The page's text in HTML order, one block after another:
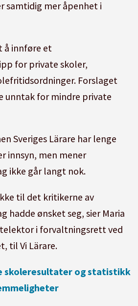
samtidig mer åpenhet i
å innføre et
for private skoler,
Forslaget
unntak for mindre private
Sveriges Lärare har lenge
innsyn, men mener
ikke går langt nok.
til det kritikerne av
hadde ønsket seg, sier Maria
i forvaltningsrett ved
til Vi Lärare.
skoleresultater og statistikk